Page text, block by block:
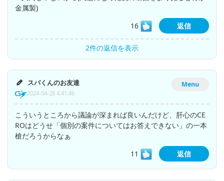
金属製)
16
返信
2件の返信を表示
Menu
スパくんのお友達
2024-04-28 4:41:46
こういうところから議論が深まれば良いんだけど、肝心のCE
ROはどうせ「個別の案件についてはお答えできない」の一本
槍だろうからなぁ
11
返信